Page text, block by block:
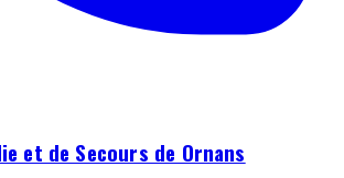
et de Secours de Ornans